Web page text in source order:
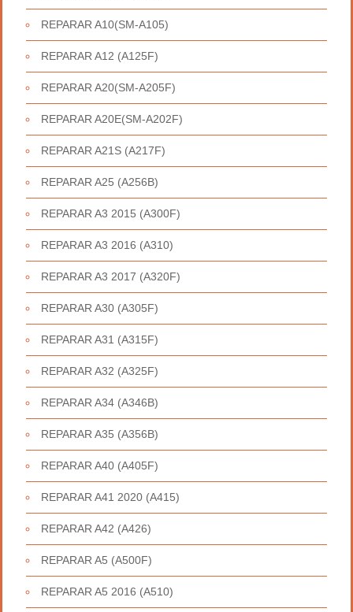
REPARAR A10(SM-A105)
REPARAR A12 (A125F)
REPARAR A20(SM-A205F)
REPARAR A20E(SM-A202F)
REPARAR A21S (A217F)
REPARAR A25 (A256B)
REPARAR A3 2015 (A300F)
REPARAR A3 2016 (A310)
REPARAR A3 2017 (A320F)
REPARAR A30 (A305F)
REPARAR A31 (A315F)
REPARAR A32 (A325F)
REPARAR A34 (A346B)
REPARAR A35 (A356B)
REPARAR A40 (A405F)
REPARAR A41 2020 (A415)
REPARAR A42 (A426)
REPARAR A5 (A500F)
REPARAR A5 2016 (A510)